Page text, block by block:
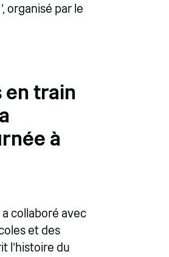
organisé par le
en train
à
collaboré avec
et des
l'histoire du